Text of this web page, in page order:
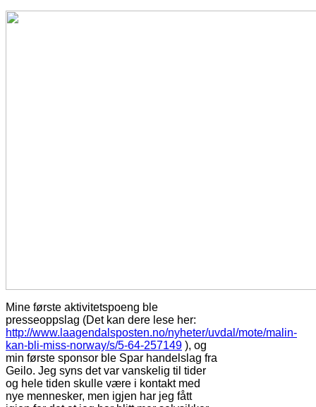
Mine første aktivitetspoeng ble
presseoppslag (Det kan dere lese her:
http://www.laagendalsposten.no/nyheter/uvdal/mote/malin-
kan-bli-miss-norway/s/5-64-257149 ), og
min første sponsor ble Spar handelslag fra
Geilo. Jeg syns det var vanskelig til tider
og hele tiden skulle være i kontakt med
nye mennesker, men igjen har jeg fått